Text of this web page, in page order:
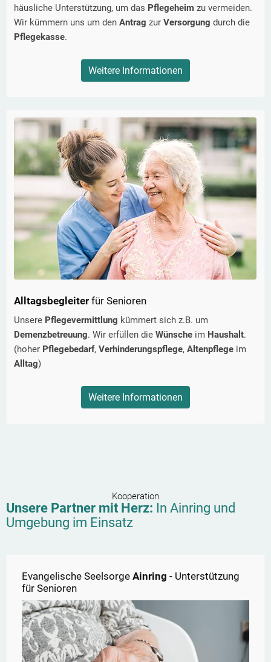
häusliche Unterstützung, um das Pflegeheim zu vermeiden.
Wir kümmern uns um den Antrag zur Versorgung durch die
Pflegekasse.
Weitere Informationen
Alltagsbegleiter für Senioren
Unsere Pflegevermittlung kümmert sich z.B. um
Demenzbetreuung. Wir erfüllen die Wünsche im Haushalt.
(hoher Pflegebedarf, Verhinderungspflege, Altenpflege im
Alltag)
Weitere Informationen
Kooperation
Unsere Partner mit Herz: In Ainring und
Umgebung im Einsatz
Evangelische Seelsorge Ainring - Unterstützung
für Senioren